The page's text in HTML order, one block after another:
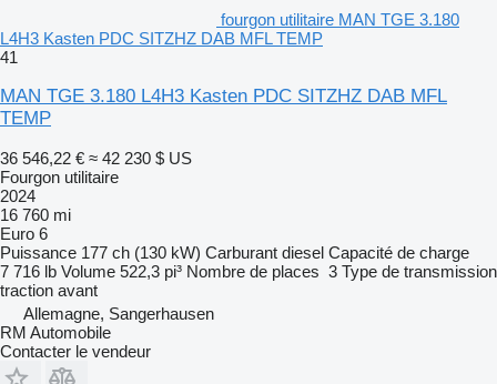
fourgon utilitaire MAN TGE 3.180
L4H3 Kasten PDC SITZHZ DAB MFL TEMP
41
MAN TGE 3.180 L4H3 Kasten PDC SITZHZ DAB MFL
TEMP
36 546,22 € ≈ 42 230 $ US
Fourgon utilitaire
2024
16 760 mi
Euro 6
Puissance 177 ch (130 kW) Carburant diesel Capacité de charge
7 716 lb Volume 522,3 pi³ Nombre de places 3 Type de transmission
traction avant
Allemagne, Sangerhausen
RM Automobile
Contacter le vendeur